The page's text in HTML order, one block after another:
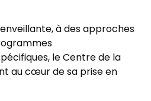
à des approches
le Centre de la
au cœur de sa prise en